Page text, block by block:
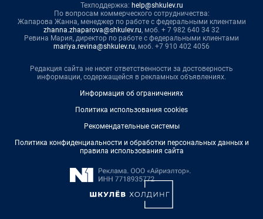
Техподдержка: help@shkulev.ru
По вопросам коммерческого сотрудничества:
Жапарова Жанна, менеджер по работе с федеральными клиентами
zhanna.zhaparova@shkulev.ru, моб. + 7 982 640 34 32
Ревина Мария, директор по работе с федеральными клиентами
mariya.revina@shkulev.ru, моб. +7 910 402 4056
Редакция сайта не несет ответственности за достоверность
информации, содержащейся в рекламных объявлениях.
Информация об ограничениях
Политика использования cookies
Рекомендательные системы
Политика конфиденциальности и обработки персональных данных и
правила использования сайта